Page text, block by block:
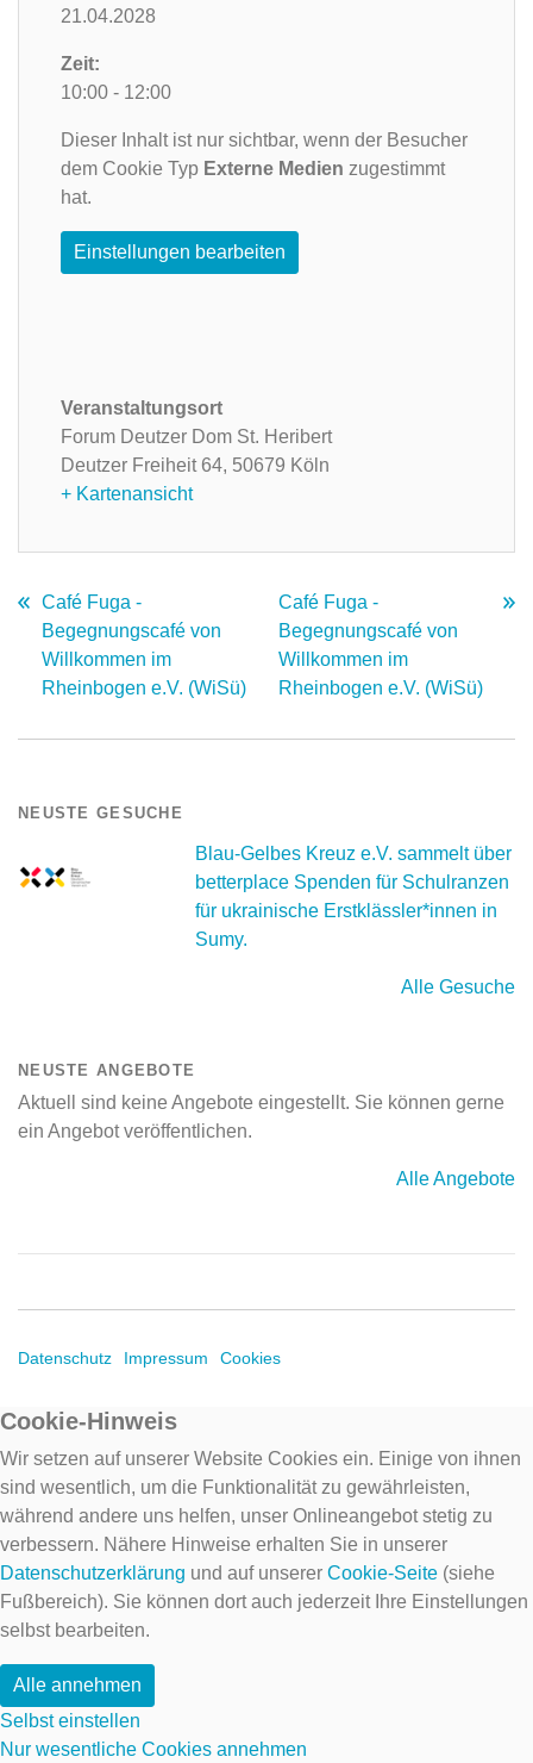
21.04.2028
Zeit:
10:00 - 12:00
Dieser Inhalt ist nur sichtbar, wenn der Besucher
dem Cookie Typ Externe Medien zugestimmt
hat.
Einstellungen bearbeiten
Veranstaltungsort
Forum Deutzer Dom St. Heribert
Deutzer Freiheit 64, 50679 Köln
+ Kartenansicht
Café Fuga -
Begegnungscafé von
Willkommen im
Rheinbogen e.V. (WiSü)
Café Fuga -
Begegnungscafé von
Willkommen im
Rheinbogen e.V. (WiSü)
NEUSTE GESUCHE
Blau-Gelbes Kreuz e.V. sammelt über
betterplace Spenden für Schulranzen
für ukrainische Erstklässler*innen in
Sumy.
Alle Gesuche
NEUSTE ANGEBOTE
Aktuell sind keine Angebote eingestellt. Sie können gerne
ein Angebot veröffentlichen.
Alle Angebote
Datenschutz Impressum Cookies
Cookie-Hinweis
Wir setzen auf unserer Website Cookies ein. Einige von ihnen
sind wesentlich, um die Funktionalität zu gewährleisten,
während andere uns helfen, unser Onlineangebot stetig zu
verbessern. Nähere Hinweise erhalten Sie in unserer
Datenschutzerklärung und auf unserer Cookie-Seite (siehe
Fußbereich). Sie können dort auch jederzeit Ihre Einstellungen
selbst bearbeiten.
Alle annehmen
Selbst einstellen
Nur wesentliche Cookies annehmen